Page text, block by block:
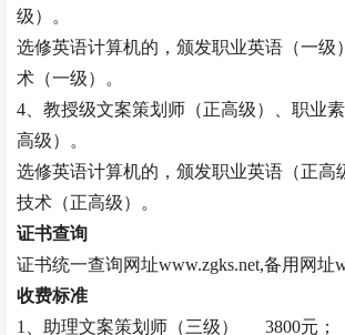
级）。
选修英语计算机的，颁发职业英语（一级
术（一级）。
4、教授级文案策划师（正高级）、职业
高级）。
选修英语计算机的，颁发职业英语（正高
技术（正高级）。
证书查询
证书统一查询网址www.zgks.net,备用网址
收费标准
1、助理文案策划师（三级） 3800元；